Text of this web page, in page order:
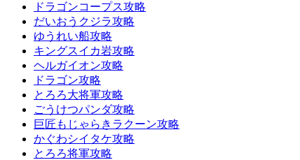
ドラゴンコープス攻略
だいおうクジラ攻略
ゆうれい船攻略
キングスイカ岩攻略
ヘルガイオン攻略
ドラゴン攻略
とろろ大将軍攻略
ごうけつパンダ攻略
巨匠もじゃらきラクーン攻略
かぐわシイタケ攻略
とろろ将軍攻略